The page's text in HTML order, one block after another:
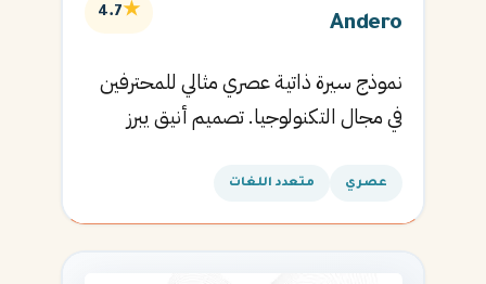
Andero
★
4.7
نموذج سيرة ذاتية عصري مثالي للمحترفين
في مجال التكنولوجيا. تصميم أنيق يبرز
عصري متعدد اللغات